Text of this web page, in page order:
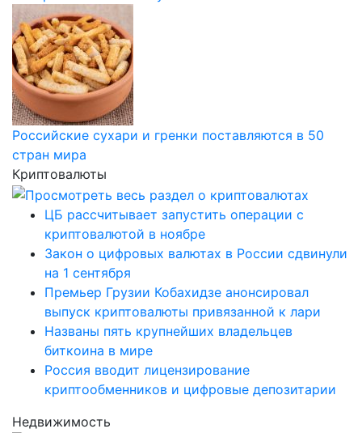
Российские сухари и гренки поставляются в 50
стран мира
Криптовалюты
ЦБ рассчитывает запустить операции с
криптовалютой в ноябре
Закон о цифровых валютах в России сдвинули
на 1 сентября
Премьер Грузии Кобахидзе анонсировал
выпуск криптовалюты привязанной к лари
Названы пять крупнейших владельцев
биткоина в мире
Россия вводит лицензирование
криптообменников и цифровые депозитарии
Недвижимость